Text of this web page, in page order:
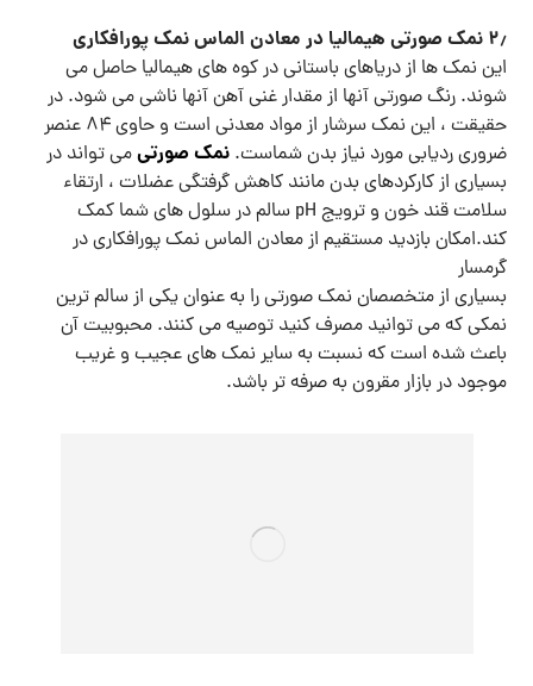
۲٫ نمک صورتی هیمالیا در معادن الماس نمک پورافکاری
این نمک ها از دریاهای باستانی در کوه های هیمالیا حاصل می
شوند. رنگ صورتی آنها از مقدار غنی آهن آنها ناشی می شود. در
حقیقت ، این نمک سرشار از مواد معدنی است و حاوی ۸۴ عنصر
ضروری ردیابی مورد نیاز بدن شماست.نمک صورتیمی تواند در
بسیاری از کارکردهای بدن مانند کاهش گرفتگی عضلات ، ارتقاء
سلامت قند خون و ترویج pH سالم در سلول های شما کمک
کند.امکان بازدید مستقیم از معادن الماس نمک پورافکاری در
گرمسار
بسیاری از متخصصان نمک صورتی را به عنوان یکی از سالم ترین
نمکی که می توانید مصرف کنید توصیه می کنند. محبوبیت آن
باعث شده است که نسبت به سایر نمک های عجیب و غریب
موجود در بازار مقرون به صرفه تر باشد.